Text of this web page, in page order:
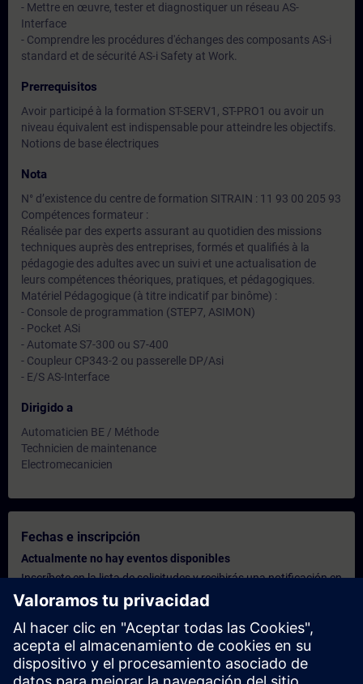
- Mettre en œuvre, tester et diagnostiquer un réseau AS-
Interface
- Comprendre les procédures d'échanges des composants AS-i
standard et de sécurité AS-i Safety at Work.
Prerrequisitos
Avoir participé à la formation ST-SERV1, ST-PRO1 ou avoir un
niveau équivalent est indispensable pour atteindre les objectifs.
Notions de base électriques
Nota
N° d’existence du centre de formation SITRAIN : 11 93 00 205 93
Compétences formateur :
Réalisée par des experts assurant au quotidien des missions
techniques auprès des entreprises, formés et qualifiés à la
pédagogie des adultes avec un suivi et une actualisation de
leurs compétences théoriques, pratiques, et pédagogiques.
Matériel Pédagogique (à titre indicatif par binôme) :
- Console de programmation (STEP7, ASIMON)
- Pocket ASi
- Automate S7-300 ou S7-400
- Coupleur CP343-2 ou passerelle DP/Asi
- E/S AS-Interface
Dirigido a
Automaticien BE / Méthode
Technicien de maintenance
Electromecanicien
Fechas e inscripción
Actualmente no hay eventos disponibles
Inscríbete en la lista de solicitudes y recibirás una notificación en
cuanto haya nuevas fechas disponibles.
Activar el servicio de notificación